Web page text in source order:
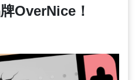
OverNice！